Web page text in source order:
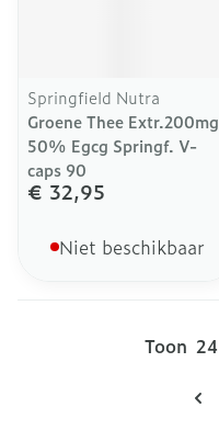
Springfield Nutra
Groene Thee Extr.200mg
50% Egcg Springf. V-
caps 90
€ 32,95
Niet beschikbaar
Toon